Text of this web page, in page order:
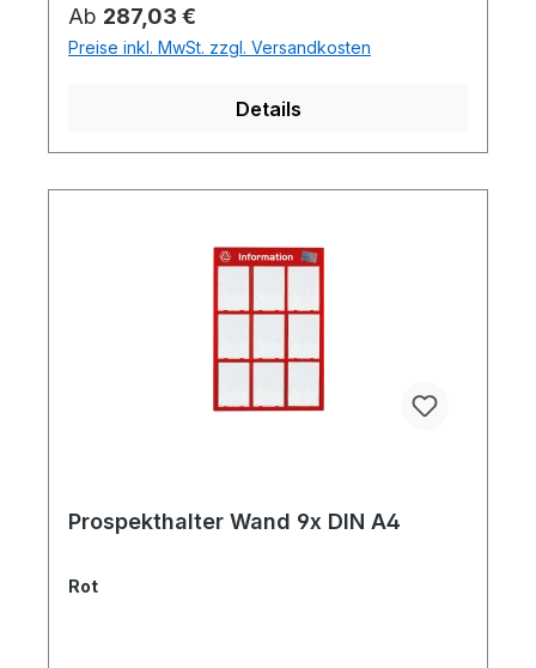
Regulärer Preis:
Ab 287,03 €
Preise inkl. MwSt. zzgl. Versandkosten
Details
Prospekthalter Wand 9x DIN A4
Rot